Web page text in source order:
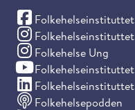
Folkehelseinstituttet
(Facebook)
Folkehelseinstituttet
(Instagram)
Folkehelse Ung
(Instagram)
Folkehelseinstituttet
(YouTube)
Folkehelseinstituttet
(LinkedIn)
Folkehelsepodden